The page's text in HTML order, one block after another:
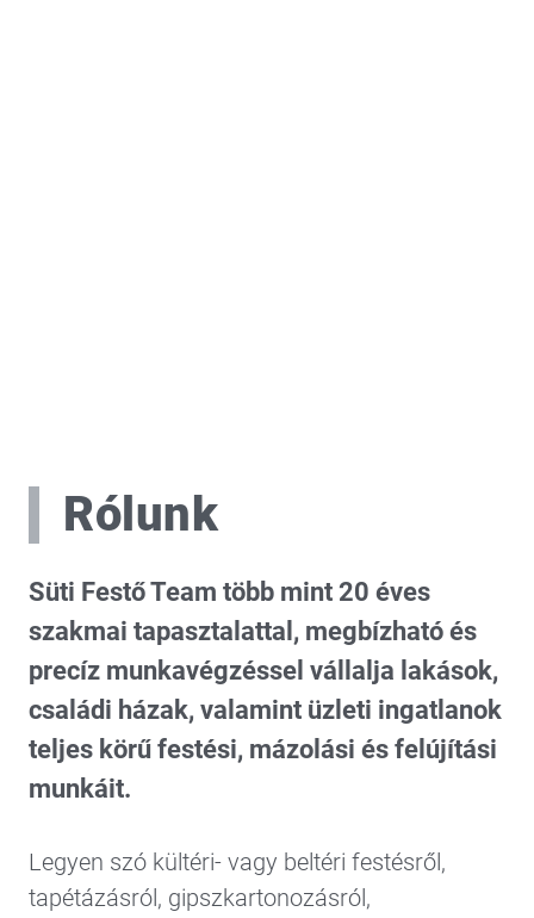
Rólunk
Süti Festő Team több mint 20 éves
szakmai tapasztalattal, megbízható és
precíz munkavégzéssel vállalja lakások,
családi házak, valamint üzleti ingatlanok
teljes körű festési, mázolási és felújítási
munkáit.
Legyen szó kültéri- vagy beltéri festésről,
tapétázásról, gipszkartonozásról,